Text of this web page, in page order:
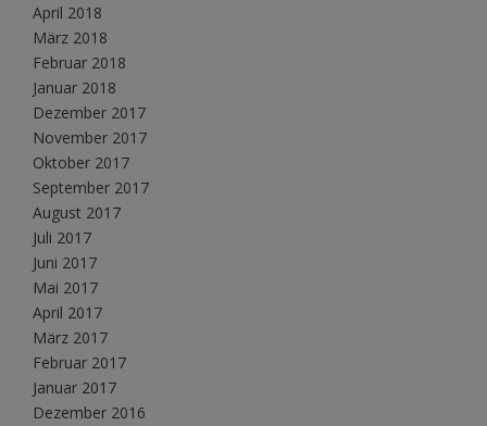
April 2018
März 2018
Februar 2018
Januar 2018
Dezember 2017
November 2017
Oktober 2017
September 2017
August 2017
Juli 2017
Juni 2017
Mai 2017
April 2017
März 2017
Februar 2017
Januar 2017
Dezember 2016